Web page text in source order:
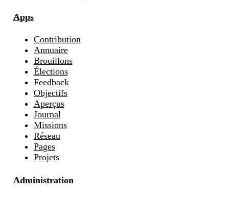
Apps
Contribution
Annuaire
Brouillons
Élections
Feedback
Objectifs
Aperçus
Journal
Missions
Réseau
Pages
Projets
Administration